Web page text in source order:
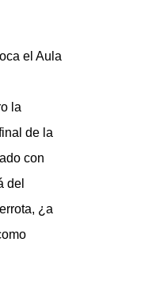
el Aula
la
de la
con
del
¿a